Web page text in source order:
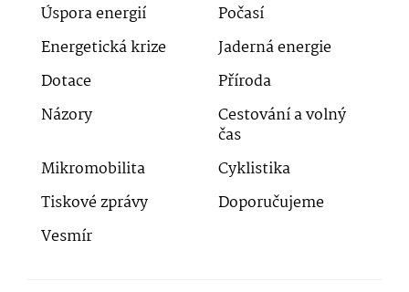
Úspora energií
Počasí
Energetická krize
Jaderná energie
Dotace
Příroda
Názory
Cestování a volný
čas
Mikromobilita
Cyklistika
Tiskové zprávy
Doporučujeme
Vesmír